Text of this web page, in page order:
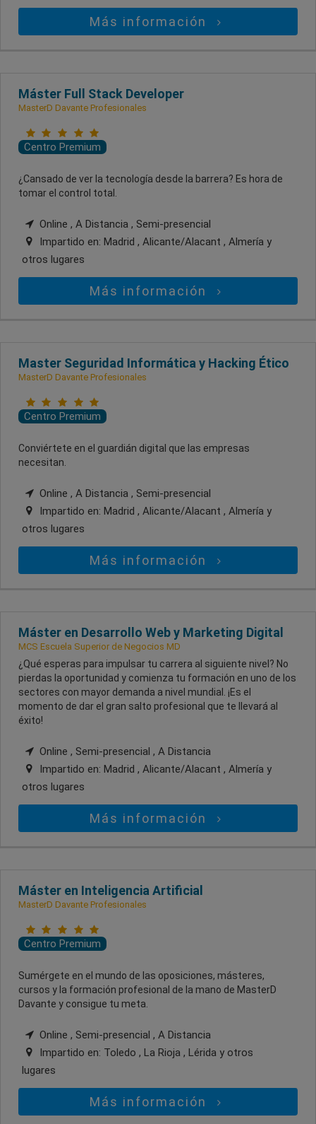
Más información
Máster Full Stack Developer
MasterD Davante Profesionales
Centro Premium
¿Cansado de ver la tecnología desde la barrera? Es hora de
tomar el control total.
Online , A Distancia , Semi-presencial
Impartido en: Madrid , Alicante/Alacant , Almería y
otros lugares
Más información
Master Seguridad Informática y Hacking Ético
MasterD Davante Profesionales
Centro Premium
Conviértete en el guardián digital que las empresas
necesitan.
Online , A Distancia , Semi-presencial
Impartido en: Madrid , Alicante/Alacant , Almería y
otros lugares
Más información
Máster en Desarrollo Web y Marketing Digital
MCS Escuela Superior de Negocios MD
¿Qué esperas para impulsar tu carrera al siguiente nivel? No
pierdas la oportunidad y comienza tu formación en uno de los
sectores con mayor demanda a nivel mundial. ¡Es el
momento de dar el gran salto profesional que te llevará al
éxito!
Online , Semi-presencial , A Distancia
Impartido en: Madrid , Alicante/Alacant , Almería y
otros lugares
Más información
Máster en Inteligencia Artificial
MasterD Davante Profesionales
Centro Premium
Sumérgete en el mundo de las oposiciones, másteres,
cursos y la formación profesional de la mano de MasterD
Davante y consigue tu meta.
Online , Semi-presencial , A Distancia
Impartido en: Toledo , La Rioja , Lérida y otros
lugares
Más información